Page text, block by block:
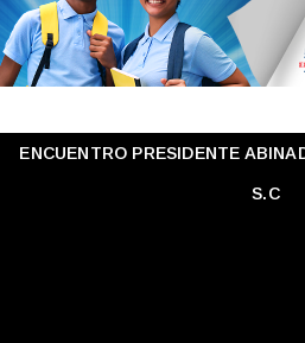
ENCUENTRO PRESIDENTE
S.C